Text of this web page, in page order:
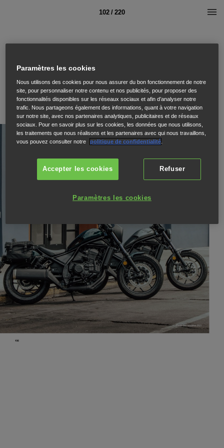
102 / 220
Paramètres les cookies
Nous utilisons des cookies pour nous assurer du bon fonctionnement de notre
site, pour personnaliser notre contenu et nos publicités, pour proposer des
fonctionnalités disponibles sur les réseaux sociaux et afin d’analyser notre
trafic. Nous partageons également des informations, quant à votre navigation
sur notre site, avec nos partenaires analytiques, publicitaires et de réseaux
sociaux. Pour en savoir plus sur les cookies, les données que nous utilisons,
les traitements que nous réalisons et les partenaires avec qui nous travaillons,
vous pouvez consulter notre
politique de confidentialité.
Refuser
Accepter les cookies
Paramètres les cookies